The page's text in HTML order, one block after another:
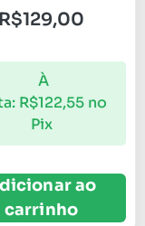
R$129,00
À
R$122,55 no
Pix
ao
carrinho